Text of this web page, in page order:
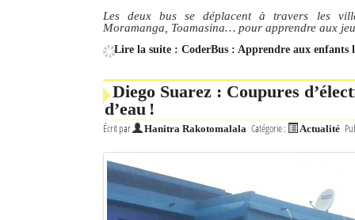
Les deux bus se déplacent à travers les
Moramanga, Toamasina… pour apprendre aux
Lire la suite : CoderBus : Apprendre aux
Diego Suarez : Coupures
d’eau !
Écrit par Hanitra Rakotomalala Catégorie : Actualité